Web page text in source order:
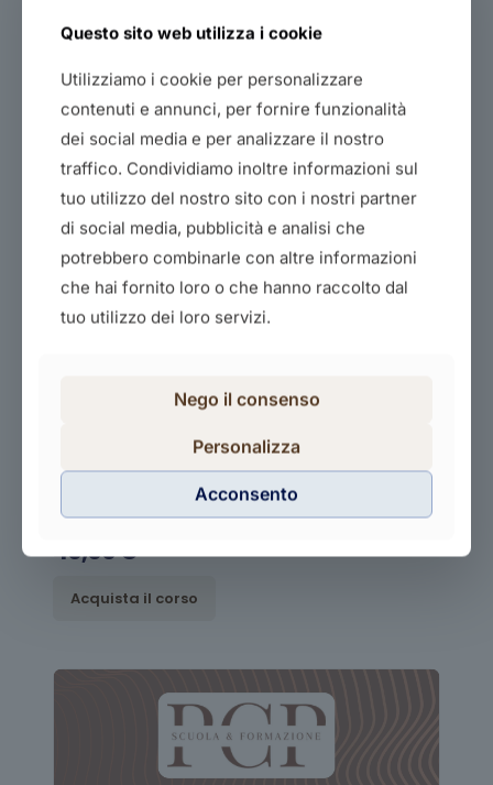
La fotografia negli e-commerce
20,00€
Acquista il corso
Il green nel mondo: esempi e casi pratici
40,00€
Acquista il corso
Questo sito web utilizza i cookie
Utilizziamo i cookie per personalizzare
contenuti e annunci, per fornire funzionalità
dei social media e per analizzare il nostro
traffico. Condividiamo inoltre informazioni sul
tuo utilizzo del nostro sito con i nostri partner
di social media, pubblicità e analisi che
potrebbero combinarle con altre informazioni
che hai fornito loro o che hanno raccolto dal
tuo utilizzo dei loro servizi.
Nego il consenso
Personalizza
Acconsento